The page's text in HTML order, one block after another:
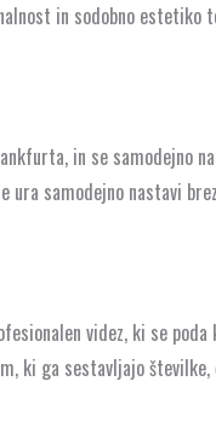
in sodobno estetiko
in se samodejno
samodejno nastavi
videz, ki se
ki ga sestavljajo